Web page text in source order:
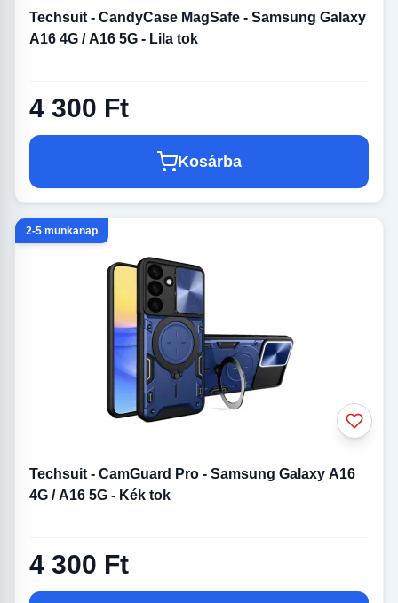
Techsuit - CandyCase MagSafe - Samsung Galaxy
A16 4G / A16 5G - Lila tok
4 300 Ft
Kosárba
2-5 munkanap
Techsuit - CamGuard Pro - Samsung Galaxy A16
4G / A16 5G - Kék tok
4 300 Ft